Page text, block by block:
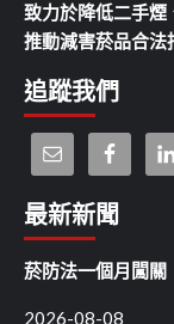
致力於降低二手煙
推動減害菸品合法
追蹤我們
最新新聞
菸防法一個月闖
2026-08-08